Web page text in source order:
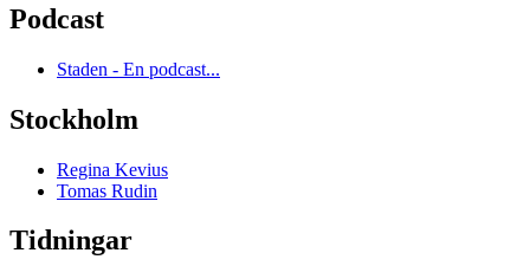
Podcast
Staden - En podcast...
Stockholm
Regina Kevius
Tomas Rudin
Tidningar